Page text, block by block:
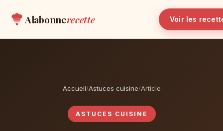
Alabonnerecette Voir les
Accueil/Astuces cuisine/Article
ASTUCES CUISINE